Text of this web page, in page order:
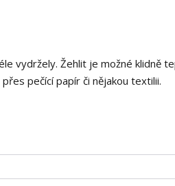
vydržely. Žehlit je možné klidně
pečící papír či nějakou textilii.